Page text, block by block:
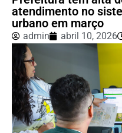
atendimento no
urbano em março
admin abril 10, 2026